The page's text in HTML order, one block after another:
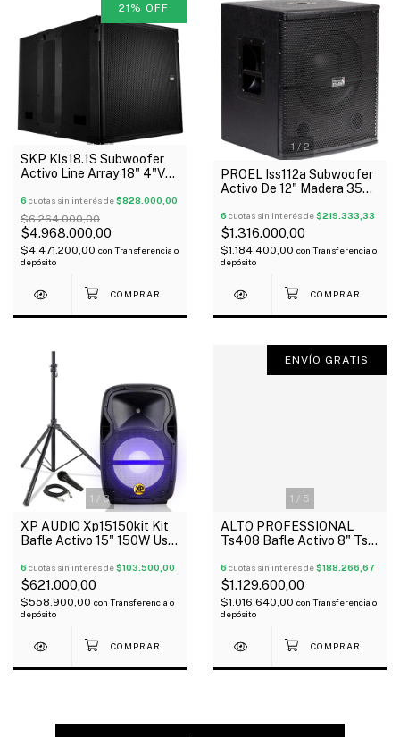
1/7
21 % OFF
SKP Kls18.1S Subwoofer
Activo Line Array 18" 4"Vc
6 cuotas sin interés de$828.000,00
$6.264.000,00
$4.968.000,00
$4.471.200,00 con Transferencia o
depósito
1/2
PROEL Iss112a Subwoofer
Activo De 12" Madera 350
6 cuotas sin interés de$219.333,33
$1.316.000,00
$1.184.400,00 con Transferencia o
depósito
1 / 3
XP AUDIO Xp15150kit Kit
Bafle Activo 15" 150W Usb
Micrófono
6 cuotas sin interés de$103.500,00
$621.000,00
$558.900,00 con Transferencia o
depósito
1 / 5
ENVÍO GRATIS
ALTO PROFESSIONAL
Ts408 Bafle Activo 8" Ts4
Bluetooth
6 cuotas sin interés de$188.266,67
$1.129.600,00
$1.016.640,00 con Transferencia o
depósito